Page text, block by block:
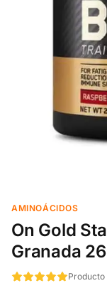
AMINOÁCIDOS
On Gold
Granada
Producto